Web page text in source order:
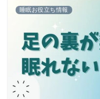
睡眠お役立ち情報